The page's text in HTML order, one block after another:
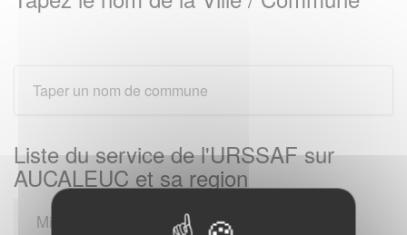
Liste du service de l'URSSAF sur
AUCALEUC et sa region
Missions Principales :